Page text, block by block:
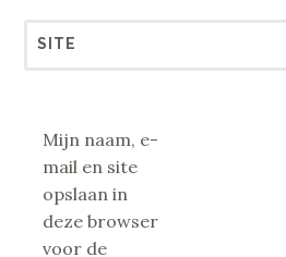
SITE
Mijn naam, e-
mail en site
opslaan in
deze browser
voor de